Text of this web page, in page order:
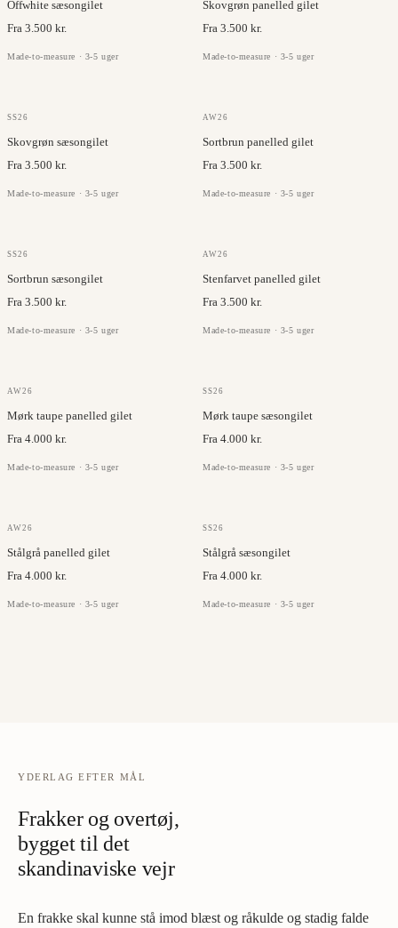
Offwhite sæsongilet
Fra 3.500 kr.
Made-to-measure · 3-5 uger
Skovgrøn panelled gilet
Fra 3.500 kr.
Made-to-measure · 3-5 uger
SS26
Skovgrøn sæsongilet
Fra 3.500 kr.
Made-to-measure · 3-5 uger
OLMETEX
AW26
Sortbrun panelled gilet
Fra 3.500 kr.
Made-to-measure · 3-5 uger
SS26
Sortbrun sæsongilet
Fra 3.500 kr.
Made-to-measure · 3-5 uger
OLMETEX
AW26
Stenfarvet panelled gilet
Fra 3.500 kr.
Made-to-measure · 3-5 uger
OLMETEX
AW26
Mørk taupe panelled gilet
Fra 4.000 kr.
Made-to-measure · 3-5 uger
SS26
Mørk taupe sæsongilet
Fra 4.000 kr.
Made-to-measure · 3-5 uger
OLMETEX
AW26
Stålgrå panelled gilet
Fra 4.000 kr.
Made-to-measure · 3-5 uger
SS26
Stålgrå sæsongilet
Fra 4.000 kr.
Made-to-measure · 3-5 uger
YDERLAG EFTER MÅL
Frakker og overtøj,
bygget til det
skandinaviske vejr
En frakke skal kunne stå imod blæst og råkulde og stadig falde